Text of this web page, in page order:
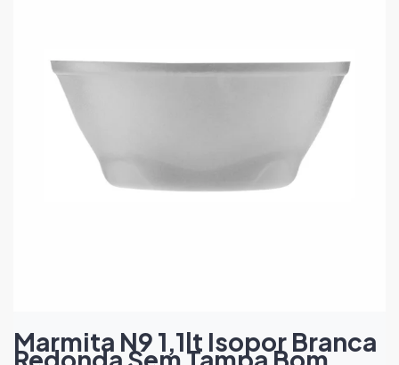
Marmita N9 1,1lt Isopor Branca